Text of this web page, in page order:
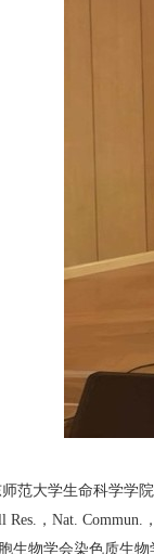
范大学生命科学学
Res. ， Nat. Commun. ，
生物学会染色质生